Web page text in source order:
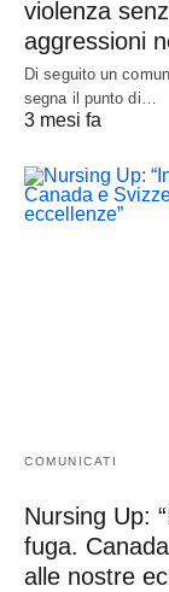
violenza
aggressioni
Di seguito un
segna il punto di…
3 mesi fa
COMUNICATI
Nursing Up:
fuga.
alle nostre